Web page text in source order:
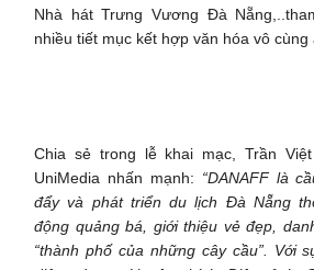
Nhà hát Trưng Vương Đà
nhiều tiết mục kết hợp văn hóa vô cùng
Chia sẻ trong lễ khai mạc, Trần
UniMedia nhấn mạnh: “DANAFF là
đẩy và phát triển du lịch Đà Nẵng
động quảng bá, giới thiệu vẻ đẹp,
“thành phố của những cây cầu”. Với